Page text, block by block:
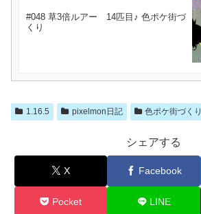
#048 草3倍ルアー 14匹目♪ 色ポケ街づ
くり
1.16.5 pixelmon日記 色ポケ街づくり
シェアする
X Facebook
Pocket LINE